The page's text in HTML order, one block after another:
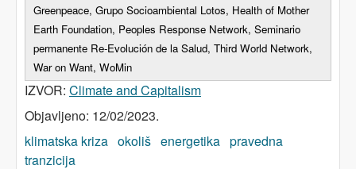
Greenpeace, Grupo Socioambiental Lotos, Health of Mother
Earth Foundation, Peoples Response Network, Seminario
permanente Re-Evolución de la Salud, Third World Network,
War on Want, WoMin
IZVOR: Climate and Capitalism
Objavljeno: 12/02/2023.
klimatska kriza okoliš energetika pravedna
tranzicija